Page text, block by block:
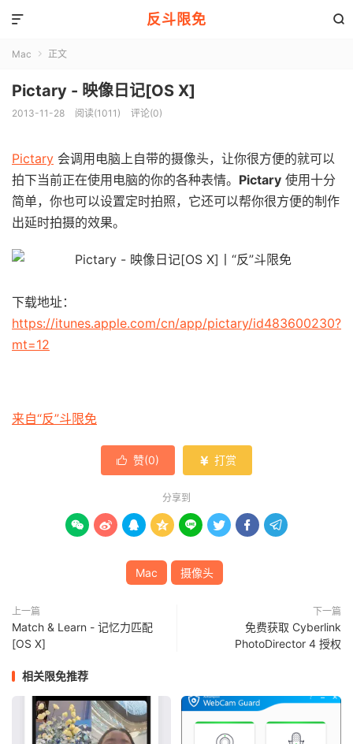
反斗限免 

Mac  正文
Pictary - 映像日记[OS X]
2013-11-28 阅读(1011) 评论(0)
Pictary 会调用电脑上自带的摄像头，让你很方便的就可以
拍下当前正在使用电脑的你的各种表情。 Pictary 使用十分
简单，你也可以设置定时拍照，它还可以帮你很方便的制作
出延时拍摄的效果。
下载地址：
https://itunes.apple.com/cn/app/pictary/id483600230?
mt=12
来自“反”斗限免
 赞(0)  打赏
分享到
       
Mac 摄像头
上一篇
Match & Learn - 记忆力匹配
[OS X]
下一篇
免费获取 Cyberlink
PhotoDirector 4 授权
相关限免推荐